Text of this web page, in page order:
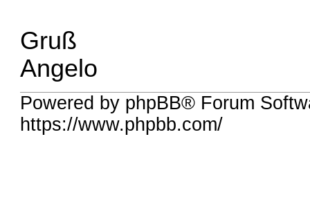
Gruß
Angelo
Powered by phpBB® Forum
https://www.phpbb.com/